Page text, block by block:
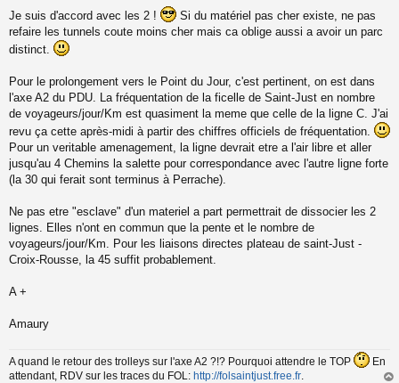
a
g
e
l
u
Je suis d'accord avec les 2 !
Si du matériel pas cher existe, ne pas
refaire les tunnels coute moins cher mais ca oblige aussi a avoir un parc
distinct.
Pour le prolongement vers le Point du Jour, c'est pertinent, on est dans
l'axe A2 du PDU. La fréquentation de la ficelle de Saint-Just en nombre
de voyageurs/jour/Km est quasiment la meme que celle de la ligne C. J'ai
revu ça cette après-midi à partir des chiffres officiels de fréquentation.
Pour un veritable amenagement, la ligne devrait etre a l'air libre et aller
jusqu'au 4 Chemins la salette pour correspondance avec l'autre ligne forte
(la 30 qui ferait sont terminus à Perrache).
Ne pas etre "esclave" d'un materiel a part permettrait de dissocier les 2
lignes. Elles n'ont en commun que la pente et le nombre de
voyageurs/jour/Km. Pour les liaisons directes plateau de saint-Just -
Croix-Rousse, la 45 suffit probablement.
A +
Amaury
A quand le retour des trolleys sur l'axe A2 ?!? Pourquoi attendre le TOP
En
attendant, RDV sur les traces du FOL: http://folsaintjust.free.fr.